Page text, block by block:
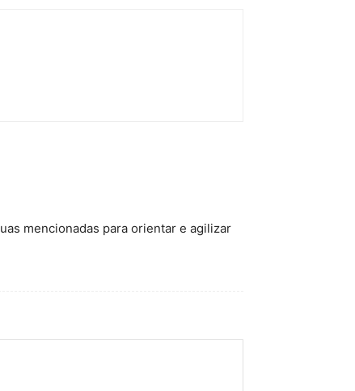
mencionadas para orientar e agilizar